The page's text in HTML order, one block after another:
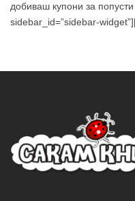
добиваш купони за
sidebar_id=”sidebar-